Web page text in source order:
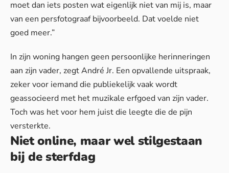
moet dan iets posten wat eigenlijk niet van mij is, maar
van een persfotograaf bijvoorbeeld. Dat voelde niet
goed meer.”
In zijn woning hangen geen persoonlijke herinneringen
aan zijn vader, zegt André Jr. Een opvallende uitspraak,
zeker voor iemand die publiekelijk vaak wordt
geassocieerd met het muzikale erfgoed van zijn vader.
Toch was het voor hem juist die leegte die de pijn
versterkte.
Niet online, maar wel stilgestaan
bij de sterfdag